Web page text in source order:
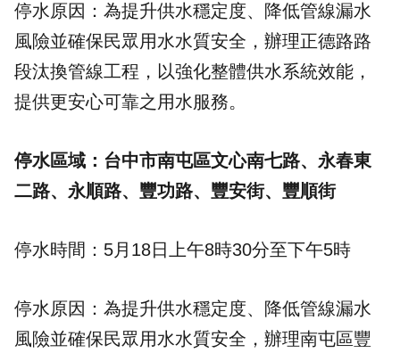
停水原因：為提升供水穩定度、降低管線漏水
風險並確保民眾用水水質安全，辦理正德路路
段汰換管線工程，以強化整體供水系統效能，
提供更安心可靠之用水服務。
停水區域：台中市南屯區文心南七路、永春東
二路、永順路、豐功路、豐安街、豐順街
停水時間：5月18日上午8時30分至下午5時
停水原因：為提升供水穩定度、降低管線漏水
風險並確保民眾用水水質安全，辦理南屯區豐